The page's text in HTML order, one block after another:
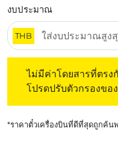
งบประมาณ
THB
ไม่มีค่าโดยสารที่ตร
โปรดปรับตัวกรองขอ
*ราคาตั๋วเครื่องบินที่ดีที่สุดถูกค้